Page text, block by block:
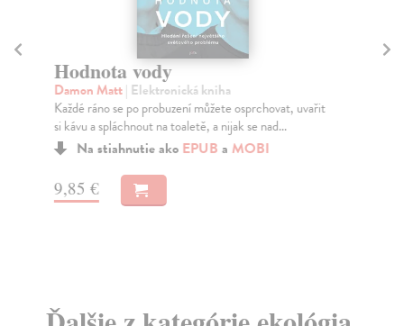
Hodnota vody
Damon Matt| Elektronická kniha
Každé ráno se po probuzení můžete osprchovat, uvařit
si kávu a spláchnout na toaletě, a nijak se nad...
Na stiahnutie ako EPUB a MOBI
9,85 €